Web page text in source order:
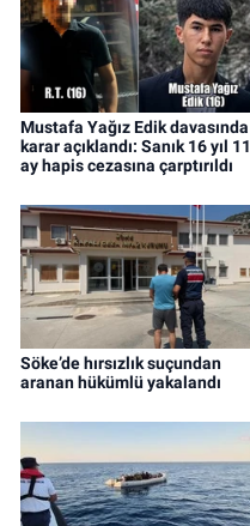
Mustafa Yağız Edik davasında
karar açıklandı: Sanık 16 yıl 11
ay hapis cezasına çarptırıldı
Söke’de hırsızlık suçundan
aranan hükümlü yakalandı